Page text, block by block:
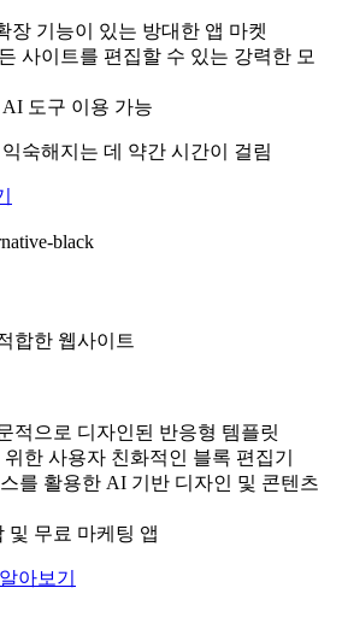
장 기능이 있는 방대한 앱 마켓
사이트를 편집할 수 있는 강력한 모
도구 이용 가능
숙해지는 데 약간 시간이 걸림
합한 웹사이트
적으로 디자인된 반응형 템플릿
한 사용자 친화적인 블록 편집기
를 활용한 AI 기반 디자인 및 콘텐츠
및 무료 마케팅 앱
아보기